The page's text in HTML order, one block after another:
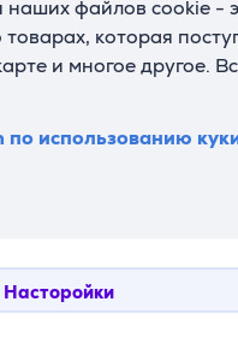
наших файлов cookie -
которая
и многое другое.
по использованию
Насторойки